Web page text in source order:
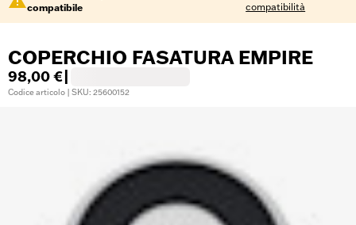
compatibile
compatibilità
COPERCHIO FASATURA EMPIRE
98,00 €
Codice articolo | SKU: 25600152